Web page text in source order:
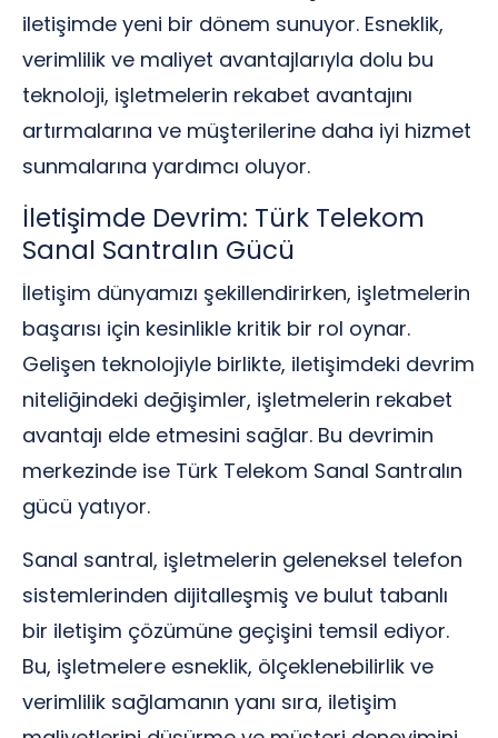
iletişimde yeni bir dönem sunuyor. Esneklik,
verimlilik ve maliyet avantajlarıyla dolu bu
teknoloji, işletmelerin rekabet avantajını
artırmalarına ve müşterilerine daha iyi hizmet
sunmalarına yardımcı oluyor.
İletişimde Devrim: Türk Telekom
Sanal Santralın Gücü
İletişim dünyamızı şekillendirirken, işletmelerin
başarısı için kesinlikle kritik bir rol oynar.
Gelişen teknolojiyle birlikte, iletişimdeki devrim
niteliğindeki değişimler, işletmelerin rekabet
avantajı elde etmesini sağlar. Bu devrimin
merkezinde ise Türk Telekom Sanal Santralın
gücü yatıyor.
Sanal santral, işletmelerin geleneksel telefon
sistemlerinden dijitalleşmiş ve bulut tabanlı
bir iletişim çözümüne geçişini temsil ediyor.
Bu, işletmelere esneklik, ölçeklenebilirlik ve
verimlilik sağlamanın yanı sıra, iletişim